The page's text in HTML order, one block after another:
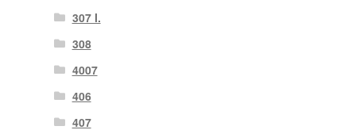
307 I.
308
4007
406
407